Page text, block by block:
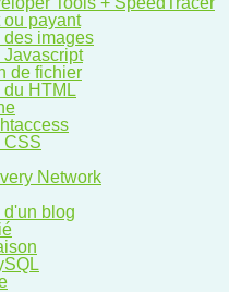
ou payant
images
de fichier
HTML
CSS
Network
blog